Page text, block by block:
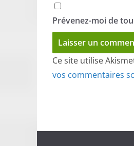
Prévenez-moi de
Ce site utilise
vos commentaires